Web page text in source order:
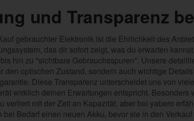
und Transparenz
gebrauchter Elektronik ist die Ehrlichkeit des
das dir sofort zeigt, was du erwarten
hin zu "sichtbare Gebrauchsspuren". Unsere
den optischen Zustand, sondern auch wichtige
Diese Transparenz unterscheidet uns von
wirklich deinen Erwartungen entspricht. Besonders
verliert mit der Zeit an Kapazität, aber bei yabero
Bedarf einen neuen Akku, bevor sie in den